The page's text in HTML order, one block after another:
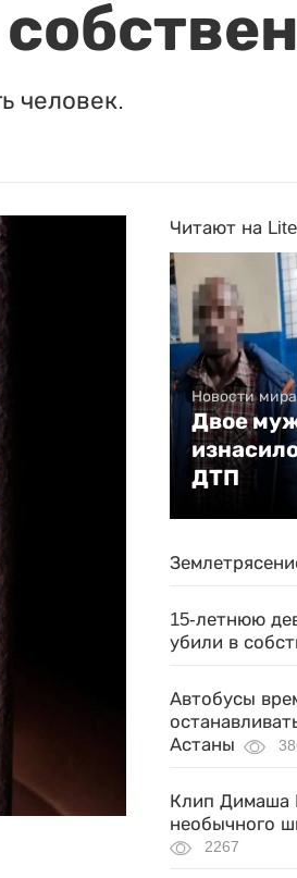
человек.
Читают на
Новости мира
Двое
ДТП
15-летнюю
убили в
Автобусы
Астаны
Клип Димаша
необычного
2267